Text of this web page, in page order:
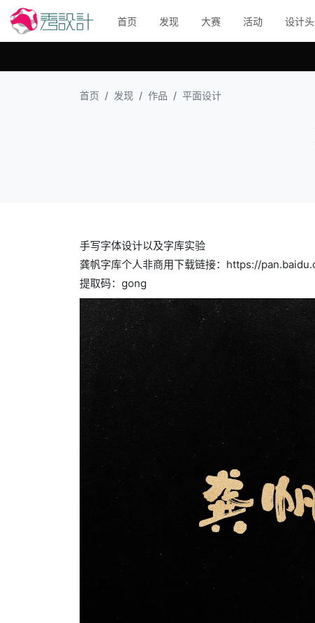
首页 发现 大赛 活动 设计
首页 发现 作品 平面设计
手写字体设计以及字库实验
龚帆字库个人非商用下载链接：https://
提取码：gong